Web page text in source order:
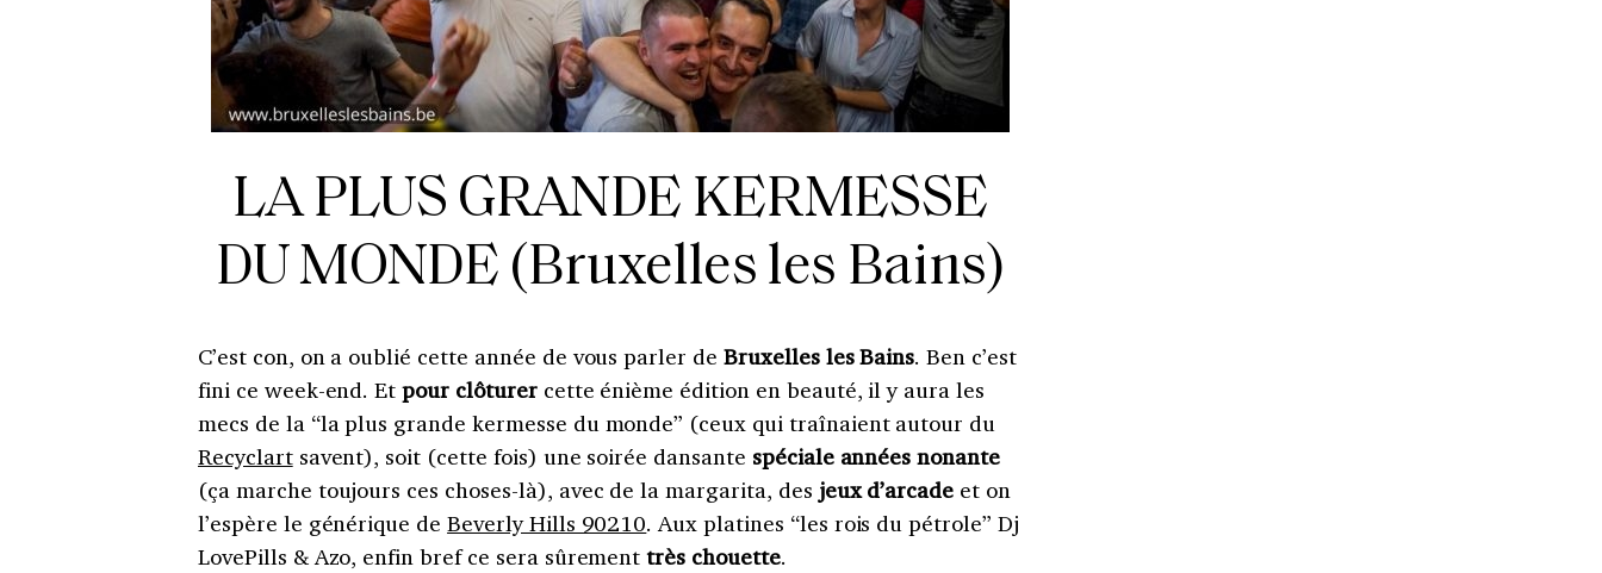
LA PLUS GRANDE KERMESSE
DU MONDE (Bruxelles les Bains)
C’est con, on a oublié cette année de vous parler de Bruxelles les Bains. Ben c’est
fini ce week-end. Etpour clôturercette énième édition en beauté, il y aura les
mecs de la “la plus grande kermesse du monde” (ceux qui traînaient autour du
Recyclartsavent), soit (cette fois) une soirée dansante spéciale années nonante
(ça marche toujours ces choses-là), avec de la margarita, des jeux d’arcade et on
l’espère le générique deBeverly Hills 90210. Aux platines “les rois du pétrole” Dj
LovePills & Azo, enfin bref ce sera sûrementtrès chouette.